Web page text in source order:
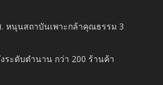
หนุนสถาบันเพาะกล้าคุณธรรม 3
ระดับตำนาน กว่า 200 ร้านค้า